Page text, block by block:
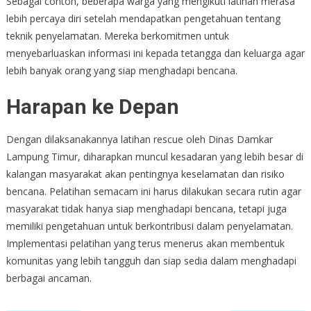
lebih percaya diri setelah mendapatkan pengetahuan tentang
teknik penyelamatan. Mereka berkomitmen untuk
menyebarluaskan informasi ini kepada tetangga dan keluarga agar
lebih banyak orang yang siap menghadapi bencana.
Harapan ke Depan
Dengan dilaksanakannya latihan rescue oleh Dinas Damkar
Lampung Timur, diharapkan muncul kesadaran yang lebih besar di
kalangan masyarakat akan pentingnya keselamatan dan risiko
bencana. Pelatihan semacam ini harus dilakukan secara rutin agar
masyarakat tidak hanya siap menghadapi bencana, tetapi juga
memiliki pengetahuan untuk berkontribusi dalam penyelamatan.
Implementasi pelatihan yang terus menerus akan membentuk
komunitas yang lebih tangguh dan siap sedia dalam menghadapi
berbagai ancaman.